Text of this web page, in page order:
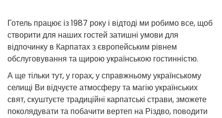
Готель працює із 1987 року і відтоді ми робимо все, щоб
створити для наших гостей затишні умови для
відпочинку в Карпатах з європейським рівнем
обслуговування та щирою українською гостинністю.
А ще тільки тут, у горах, у справжньому українському
селищі Ви відчуєте атмосферу та магію українських
свят, скуштуєте традиційні карпатські страви, зможете
поколядувати та побачити вертеп на Різдво, поводити